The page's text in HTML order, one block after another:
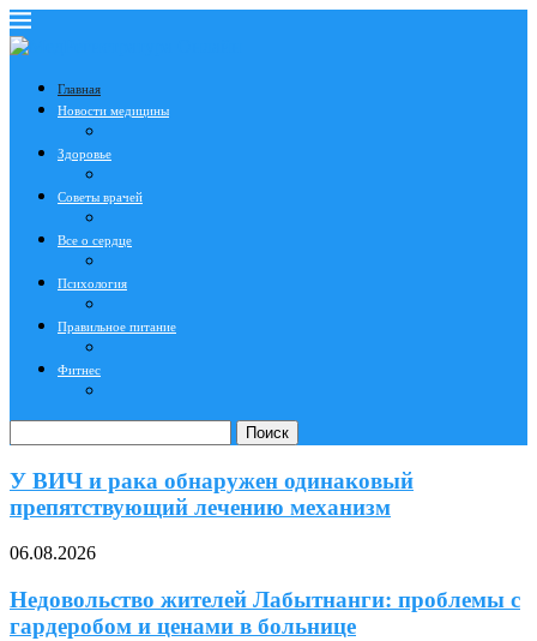
Главная
Новости медицины
Здоровье
Советы врачей
Все о сердце
Психология
Правильное питание
Фитнес
Поиск
У ВИЧ и рака обнаружен одинаковый
препятствующий лечению механизм
06.08.2026
Недовольство жителей Лабытнанги: проблемы с
гардеробом и ценами в больнице